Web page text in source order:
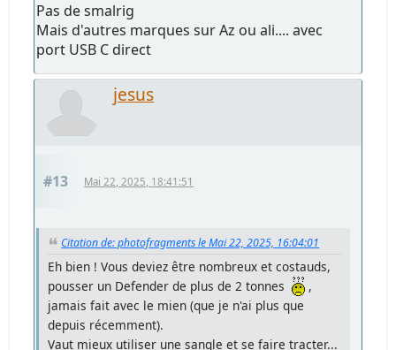
Pas de smalrig
Mais d'autres marques sur Az ou ali.... avec
port USB C direct
jesus
#13 Mai 22, 2025, 18:41:51
Citation de: photofragments le Mai 22, 2025, 16:04:01
Eh bien ! Vous deviez être nombreux et costauds,
pousser un Defender de plus de 2 tonnes
,
jamais fait avec le mien (que je n'ai plus que
depuis récemment).
Vaut mieux utiliser une sangle et se faire tracter...